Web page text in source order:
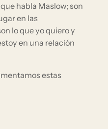
habla Maslow; son
en las
lo que yo quiero y
en una relación
estas